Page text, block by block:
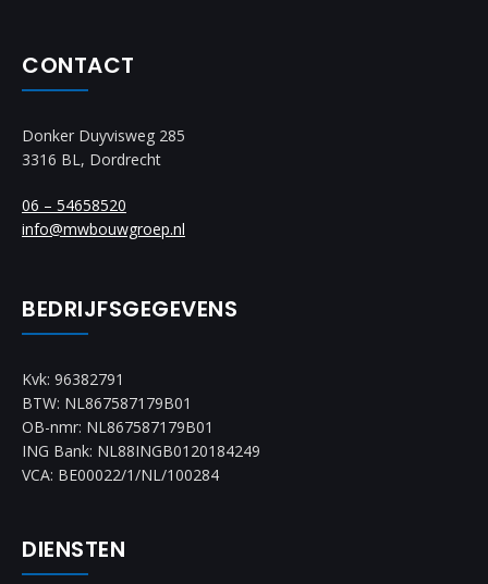
CONTACT
Donker Duyvisweg 285
3316 BL, Dordrecht
06 – 54658520
info@mwbouwgroep.nl
BEDRIJFSGEGEVENS
Kvk: 96382791
BTW: NL867587179B01
OB-nmr: NL867587179B01
ING Bank: NL88INGB0120184249
VCA: BE00022/1/NL/100284
DIENSTEN